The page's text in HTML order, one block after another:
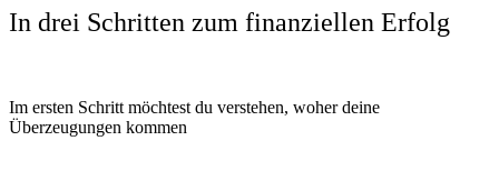
In drei Schritten zum finanziellen Erfolg
Im ersten Schritt möchtest du verstehen, woher deine
Überzeugungen kommen